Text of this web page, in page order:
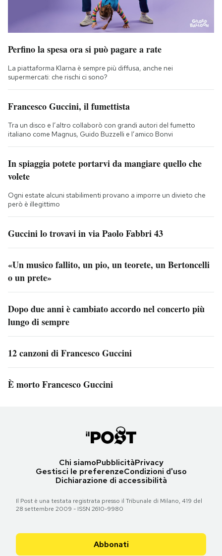
Perfino la spesa ora si può pagare a rate
La piattaforma Klarna è sempre più diffusa, anche nei
supermercati: che rischi ci sono?
Francesco Guccini, il fumettista
Tra un disco e l’altro collaborò con grandi autori del fumetto
italiano come Magnus, Guido Buzzelli e l’amico Bonvi
In spiaggia potete portarvi da mangiare quello che
volete
Ogni estate alcuni stabilimenti provano a imporre un divieto che
però è illegittimo
Guccini lo trovavi in via Paolo Fabbri 43
«Un musico fallito, un pio, un teorete, un Bertoncelli
o un prete»
Dopo due anni è cambiato accordo nel concerto più
lungo di sempre
12 canzoni di Francesco Guccini
È morto Francesco Guccini
Chi siamoPubblicitàPrivacy
Gestisci le preferenzeCondizioni d'uso
Dichiarazione di accessibilità
Il Post è una testata registrata presso il Tribunale di Milano, 419 del
28 settembre 2009 - ISSN 2610-9980
Abbonati